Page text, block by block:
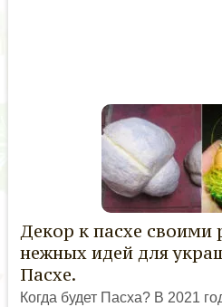
Декор к пасхе своими
нежных идей для
Пасхе.
Когда будет Пасха? В 2021